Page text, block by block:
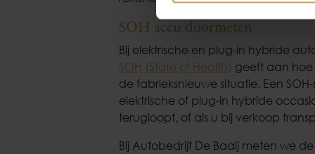
SOH accu doormeten
Bij elektrische en plug-in hybride
SOH (State of Health) geeft aan
de fabrieksnieuwe situatie. Een
elektrische of plug-in hybride
terugloopt, of als u bij verkoop
Bij Autobedrijf De Baaij meten we